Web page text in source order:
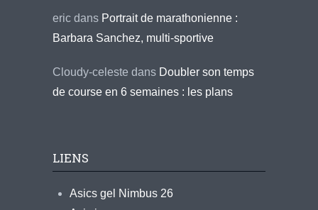
eric dans Portrait de marathonienne :
Barbara Sanchez, multi-sportive
Cloudy-celeste dans Doubler son temps
de course en 6 semaines : les plans
LIENS
Asics gel Nimbus 26